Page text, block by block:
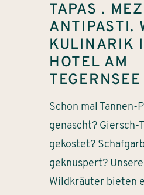
TAPAS .
ANTIPASTI.
KULINARIK
HOTEL AM
TEGERNSEE
Schon mal Tannen-
genascht? Giersch-
gekostet?
geknuspert?
Wildkräuter bieten